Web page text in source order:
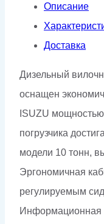
Описание
Доставка
Дизельный
оснащен
ISUZU
погрузчика
модели 10 тонн,
Эргономичная
регулируемым
Информационная